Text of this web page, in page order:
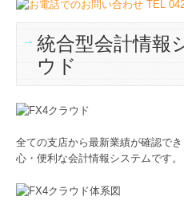
職員紹介
関連リンク
業務案内
料金について
統合型会計情報
ウド
全ての支店から最新業績が確認で
心・便利な会計情報システムです。